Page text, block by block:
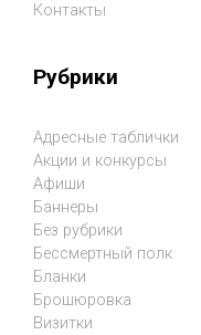
Контакты
Рубрики
Адресные таблички
Акции и конкурсы
Афиши
Баннеры
Без рубрики
Бессмертный полк
Бланки
Брошюровка
Визитки